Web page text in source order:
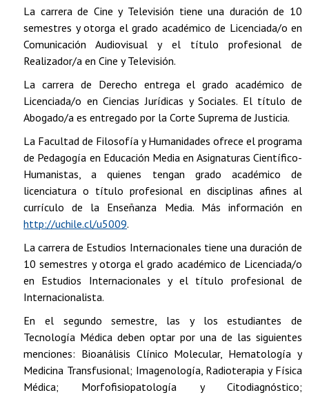
La carrera de Cine y Televisión tiene una duración de 10
semestres y otorga el grado académico de Licenciada/o en
Comunicación Audiovisual y el título profesional de
Realizador/a en Cine y Televisión.
La carrera de Derecho entrega el grado académico de
Licenciada/o en Ciencias Jurídicas y Sociales. El título de
Abogado/a es entregado por la Corte Suprema de Justicia.
La Facultad de Filosofía y Humanidades ofrece el programa
de Pedagogía en Educación Media en Asignaturas Científico-
Humanistas, a quienes tengan grado académico de
licenciatura o título profesional en disciplinas afines al
currículo de la Enseñanza Media. Más información en
http://uchile.cl/u5009.
La carrera de Estudios Internacionales tiene una duración de
10 semestres y otorga el grado académico de Licenciada/o
en Estudios Internacionales y el título profesional de
Internacionalista.
En el segundo semestre, las y los estudiantes de
Tecnología Médica deben optar por una de las siguientes
menciones: Bioanálisis Clínico Molecular, Hematología y
Medicina Transfusional; Imagenología, Radioterapia y Física
Médica; Morfofisiopatología y Citodiagnóstico;